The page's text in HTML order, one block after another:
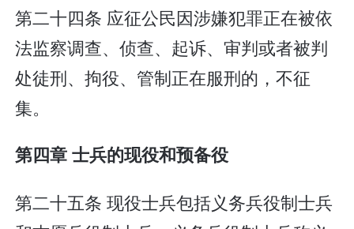
第二十四条 应征公民因涉嫌犯罪正在被依
法监察调查、侦查、起诉、审判或者被判
处徒刑、拘役、管制正在服刑的，不征
集。
第四章 士兵的现役和预备役
第二十五条 现役士兵包括义务兵役制士兵